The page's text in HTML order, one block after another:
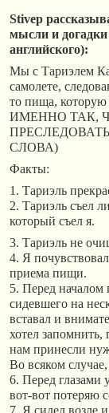
Stivep
мысли и догадки
английского):
Мы с Тариэлем
самолете,
то пища,
ИМЕННО ТАК,
СЛОВА)
Факты:
1. Тариэль
2. Тариэль съел
который съел я.
3. Тариэль не
4. Я
приема пищи.
5. Перед началом
сидевшего на
вставал и
хотел
нам принесли
Во всяком
6. Перед глазами
вот-вот потеряю